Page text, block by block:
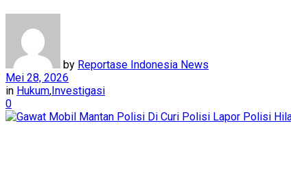
by Reportase Indonesia News
Mei 28, 2026
in Hukum,Investigasi
0